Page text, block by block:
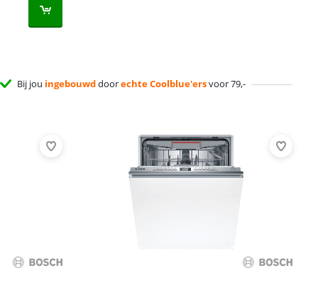
Bij jou ingebouwddoorechte Coolblue'ersvoor 79,-